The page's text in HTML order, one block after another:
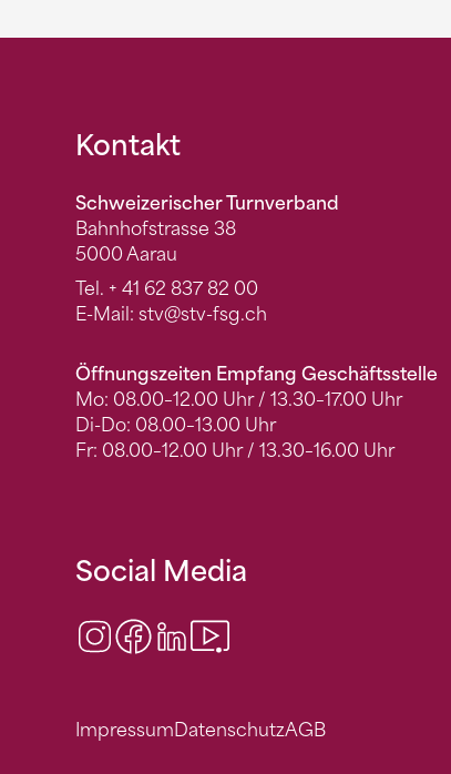
Fusszeile
Kontakt
Schweizerischer Turnverband
Bahnhofstrasse 38
5000 Aarau
Tel. + 41 62 837 82 00
E-Mail: stv@stv-fsg.ch
Öffnungszeiten Empfang Geschäftsstelle
Mo: 08.00–12.00 Uhr / 13.30–17.00 Uhr
Di-Do: 08.00–13.00 Uhr
Fr: 08.00–12.00 Uhr / 13.30–16.00 Uhr
Social Media
Instagram
Facebook
LinkedIn
ImpressumDatenschutzAGB